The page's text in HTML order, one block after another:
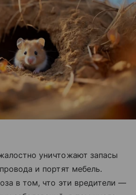
уничтожают запасы
и портят мебель.
в том, что эти вредители —